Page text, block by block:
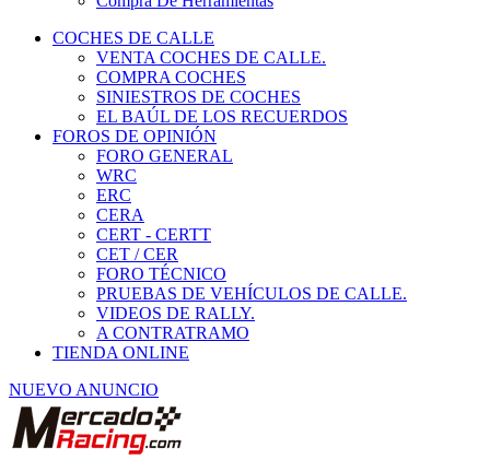
COCHES DE CALLE
VENTA COCHES DE CALLE.
COMPRA COCHES
SINIESTROS DE COCHES
EL BAÚL DE LOS RECUERDOS
FOROS DE OPINIÓN
FORO GENERAL
WRC
ERC
CERA
CERT - CERTT
CET / CER
FORO TÉCNICO
PRUEBAS DE VEHÍCULOS DE CALLE.
VIDEOS DE RALLY.
A CONTRATRAMO
TIENDA ONLINE
NUEVO ANUNCIO